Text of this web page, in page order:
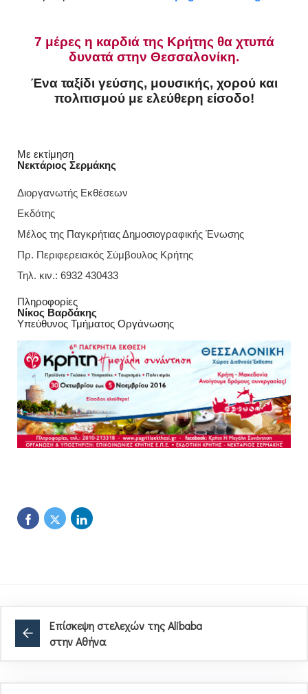
7 μέρες η καρδιά της Κρήτης θα χτυπά
δυνατά στην Θεσσαλονίκη.
Ένα ταξίδι γεύσης, μουσικής, χορού και
πολιτισμού με ελεύθερη είσοδο!
Με εκτίμηση
Νεκτάριος Σερμάκης
Διοργανωτής Εκθέσεων
Εκδότης
Μέλος της Παγκρήτιας Δημοσιογραφικής Ένωσης
Πρ. Περιφερειακός Σύμβουλος Κρήτης
Τηλ. κιν.: 6932 430433
Πληροφορίες
Νίκος Βαρδάκης
Υπεύθυνος Τμήματος Οργάνωσης
Επίσκεψη στελεχών της Alibaba
στην Αθήνα